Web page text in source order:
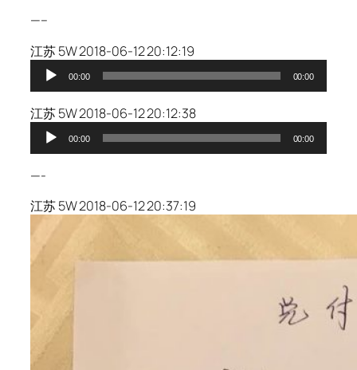
—–
江苏 5W 2018-06-12 20:12:19
放
00:00 00:00
江苏 5W 2018-06-12 20:12:38
放
器
00:00 00:00
—-
江苏 5W 2018-06-12 20:37:19